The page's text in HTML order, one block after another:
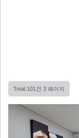
Total 101건 3 페이지